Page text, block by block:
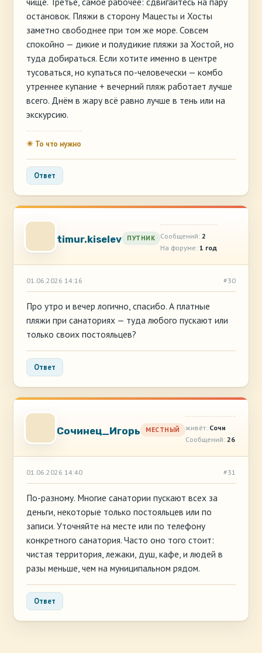
остановок. Пляжи в сторону Мацесты и Хосты
заметно свободнее при том же море. Совсем
спокойно — дикие и полудикие пляжи за Хостой, но
туда добираться. Если хотите именно в центре
тусоваться, но купаться по-человечески — комбо
утреннее купание + вечерний пляж работает лучше
всего. Днём в жару всё равно лучше в тень или на
экскурсию.
☀ То что нужно
Ответ
timur.kiselev ПУТНИК Сообщений: 2
На форуме: 1 год
01.06.2026 14:16 #30
Про утро и вечер логично, спасибо. А платные
пляжи при санаториях — туда любого пускают или
только своих постояльцев?
Ответ
Сочинец_Игорь МЕСТНЫЙ живёт: Сочи
Сообщений: 26
01.06.2026 14:40 #31
По-разному. Многие санатории пускают всех за
деньги, некоторые только постояльцев или по
записи. Уточняйте на месте или по телефону
конкретного санатория. Часто оно того стоит:
чистая территория, лежаки, душ, кафе, и людей в
разы меньше, чем на муниципальном рядом.
Ответ